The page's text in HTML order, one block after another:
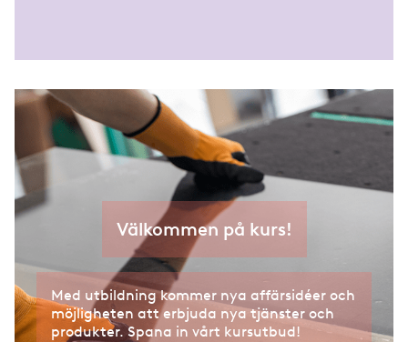
Välkommen på kurs!
Med utbildning kommer nya affärsidéer och
möjligheten att erbjuda nya tjänster och
produkter. Spana in vårt kursutbud!